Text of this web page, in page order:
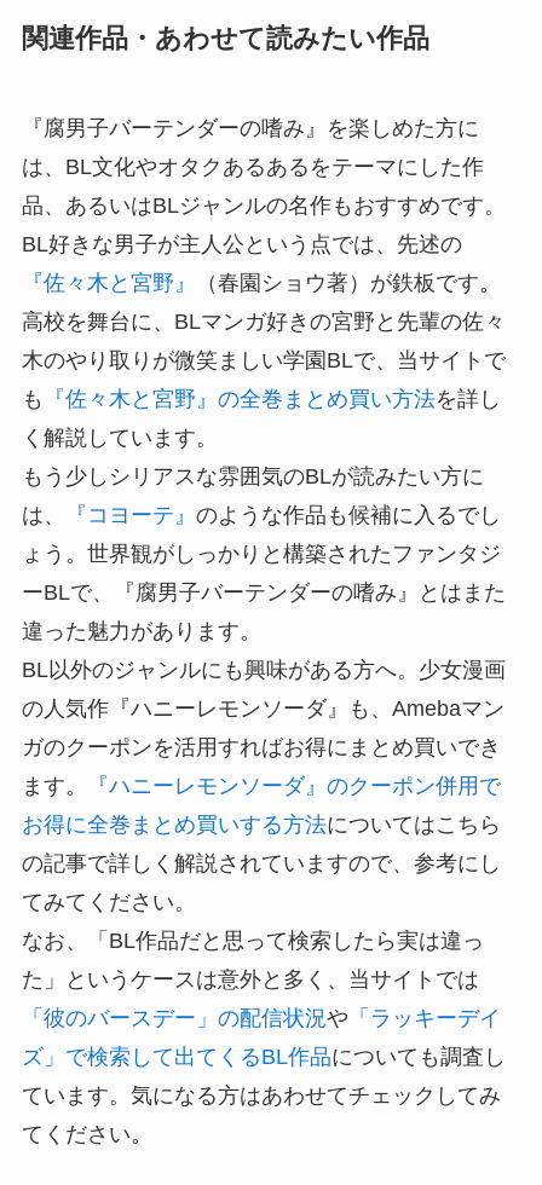
関連作品・あわせて読みたい作品
『腐男子バーテンダーの嗜み』を楽しめた方に
は、BL文化やオタクあるあるをテーマにした作
品、あるいはBLジャンルの名作もおすすめです。
BL好きな男子が主人公という点では、先述の
『佐々木と宮野』
（春園ショウ著）が鉄板です。
高校を舞台に、BLマンガ好きの宮野と先輩の佐々
木のやり取りが微笑ましい学園BLで、当サイトで
も
『佐々木と宮野』の全巻まとめ買い方法を詳し
く解説しています。
もう少しシリアスな雰囲気のBLが読みたい方に
は、
『コヨーテ』 のような作品も候補に入るでし
ょう。世界観がしっかりと構築されたファンタジ
ーBLで、『腐男子バーテンダーの嗜み』とはまた
違った魅力があります。
BL以外のジャンルにも興味がある方へ。少女漫画
の人気作『ハニーレモンソーダ』も、Amebaマン
ガのクーポンを活用すればお得にまとめ買いでき
ます。
『ハニーレモンソーダ』のクーポン併用で
お得に全巻まとめ買いする方法についてはこちら
の記事で詳しく解説されていますので、参考にし
てみてください。
なお、「BL作品だと思って検索したら実は違っ
た」というケースは意外と多く、当サイトでは
「彼のバースデー」の配信状況や 「ラッキーデイ
ズ」で検索して出てくるBL作品についても調査し
ています。気になる方はあわせてチェックしてみ
てください。